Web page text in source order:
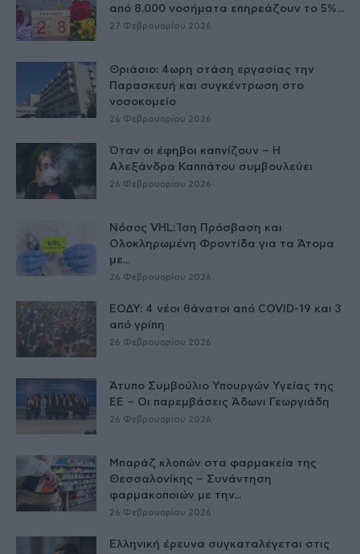
από 8.000 νοσήματα επηρεάζουν το 5%...
27 Φεβρουαρίου 2026
Θριάσιο: 4ωρη στάση εργασίας την
Παρασκευή και συγκέντρωση στο
νοσοκομείο
26 Φεβρουαρίου 2026
Όταν οι έφηβοι καπνίζουν – Η
Αλεξάνδρα Καππάτου συμβουλεύει
26 Φεβρουαρίου 2026
Νόσος VHL: Ίση Πρόσβαση και
Ολοκληρωμένη Φροντίδα για τα Άτομα
με...
26 Φεβρουαρίου 2026
ΕΟΔΥ: 4 νέοι θάνατοι από COVID-19 και 3
από γρίπη
26 Φεβρουαρίου 2026
Άτυπο Συμβούλιο Υπουργών Υγείας της
ΕE – Οι παρεμβάσεις Άδωνι Γεωργιάδη
26 Φεβρουαρίου 2026
Μπαράζ κλοπών στα φαρμακεία της
Θεσσαλονίκης – Συνάντηση
φαρμακοποιών με την...
26 Φεβρουαρίου 2026
Ελληνική έρευνα συγκαταλέγεται στις